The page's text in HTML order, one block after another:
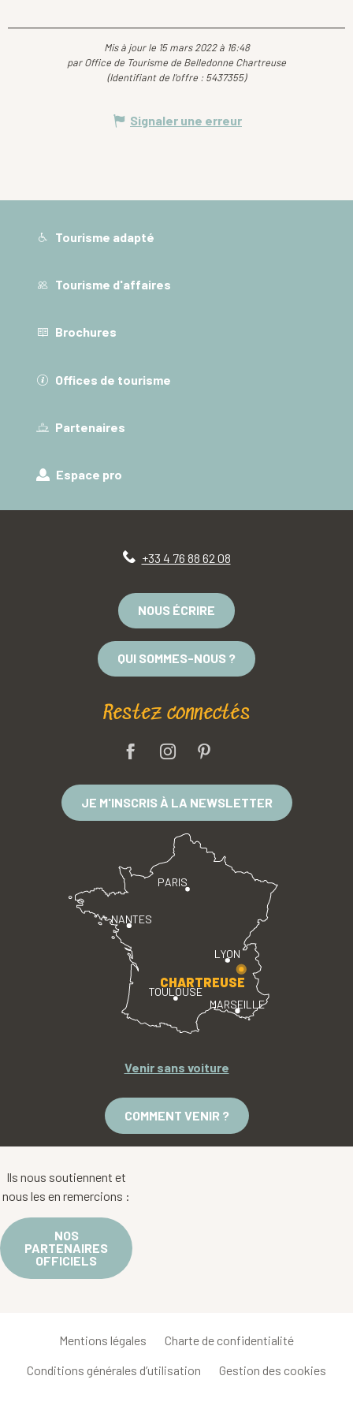
Mis à jour le 15 mars 2022 à 16:48
par Office de Tourisme de Belledonne Chartreuse
(Identifiant de l'offre : 5437355)
Signaler une erreur
Tourisme adapté
Tourisme d'affaires
Brochures
Offices de tourisme
Partenaires
Espace pro
+33 4 76 88 62 08
NOUS ÉCRIRE
QUI SOMMES-NOUS ?
Restez connectés
JE M'INSCRIS À LA NEWSLETTER
PARIS
LYON
TOULOUSE
MARSEILLE
NANTES
CHARTREUSE
Venir sans voiture
COMMENT VENIR ?
Ils nous soutiennent et
nous les en remercions :
NOS
PARTENAIRES
OFFICIELS
Mentions légales Charte de confidentialité
Conditions générales d’utilisation Gestion des cookies